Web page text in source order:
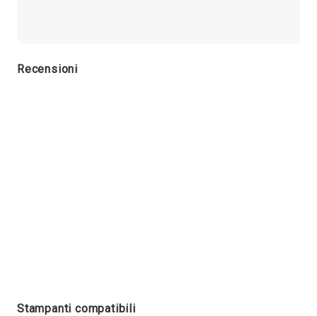
Recensioni
Stampanti compatibili